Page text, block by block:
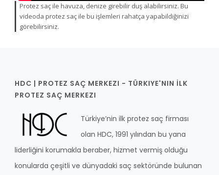
Protez saç ile havuza, denize girebilir duş alabilirsiniz. Bu
videoda protez saç ile bu işlemleri rahatça yapabildiğinizi
görebilirsiniz.
HDC | PROTEZ SAÇ MERKEZI - TÜRKIYE'NIN İLK
PROTEZ SAÇ MERKEZI
Türkiye’nin ilk protez saç firması
olan HDC, 1991 yılından bu yana
liderliğini korumakla beraber, hizmet vermiş olduğu
konularda çeşitli ve dünyadaki saç sektöründe bulunan